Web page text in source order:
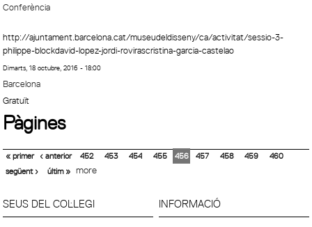
Conferència
http://ajuntament.barcelona.cat/museudeldisseny/ca/activitat/sessio-3-
philippe-blockdavid-lopez-jordi-rovirascristina-garcia-castelao
Dimarts, 18 octubre, 2016 - 18:00
Barcelona
Gratuït
Pàgines
« primer ‹ anterior 452 453 454 455 456 457 458 459
460
següent ›
últim » more
SEUS DEL COL·LEGI INFORMACIÓ